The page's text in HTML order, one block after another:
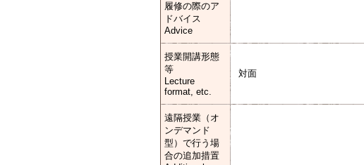
履修の際のア
ドバイス
Advice
授業開講形態
等
Lecture
format, etc.
対面
遠隔授業（オ
ンデマンド
型）で行う場
合の追加措置